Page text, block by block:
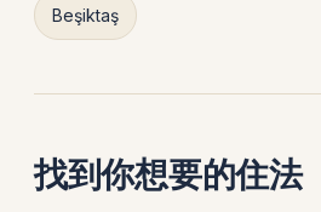
Beşiktaş
找到你想要的住法